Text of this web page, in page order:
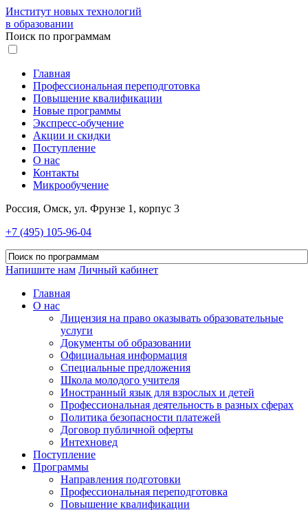
Институт новых технологий
в образовании
Поиск по программам
Главная
Профессиональная переподготовка
Повышение квалификации
Новые программы
Экспресс-обучение
Акции и скидки
Поступление
О нас
Контакты
Микрообучение
Россия, Омск, ул. Фрунзе 1, корпус 3
+7 (495) 105-96-04
Напишите нам Личный кабинет
Главная
О нас
Лицензия на право оказывать образовательные
услуги
Документы об образовании
Официальная информация
Специальные предложения
Школа молодого учителя
Иностранный язык для взрослых и детей
Профессиональная деятельность в разных сферах
Политика безопасности платежей
Договор публичной оферты
Интехновед
Поступление
Программы
Направления подготовки
Профессиональная переподготовка
Повышение квалификации